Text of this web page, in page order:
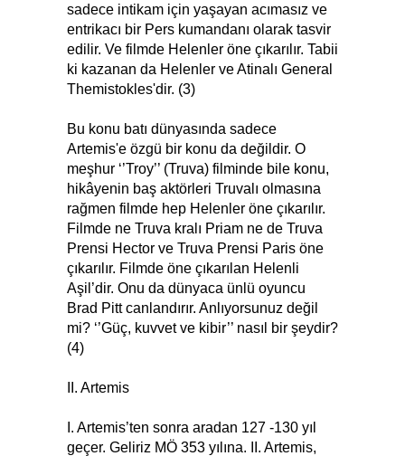
sadece intikam için yaşayan acımasız ve
entrikacı bir Pers kumandanı olarak tasvir
edilir. Ve filmde Helenler öne çıkarılır. Tabii
ki kazanan da Helenler ve Atinalı General
Themistokles'dir. (3)
Bu konu batı dünyasında sadece
Artemis'e özgü bir konu da değildir. O
meşhur ‘’Troy’’ (Truva) filminde bile konu,
hikâyenin baş aktörleri Truvalı olmasına
rağmen filmde hep Helenler öne çıkarılır.
Filmde ne Truva kralı Priam ne de Truva
Prensi Hector ve Truva Prensi Paris öne
çıkarılır. Filmde öne çıkarılan Helenli
Aşil’dir. Onu da dünyaca ünlü oyuncu
Brad Pitt canlandırır. Anlıyorsunuz değil
mi? ‘’Güç, kuvvet ve kibir’’ nasıl bir şeydir?
(4)
II. Artemis
I. Artemis’ten sonra aradan 127 -130 yıl
geçer. Geliriz MÖ 353 yılına. II. Artemis,